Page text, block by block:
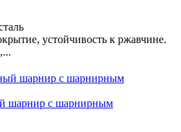
устойчивость к ржавчине.
шарнир с шарнирным